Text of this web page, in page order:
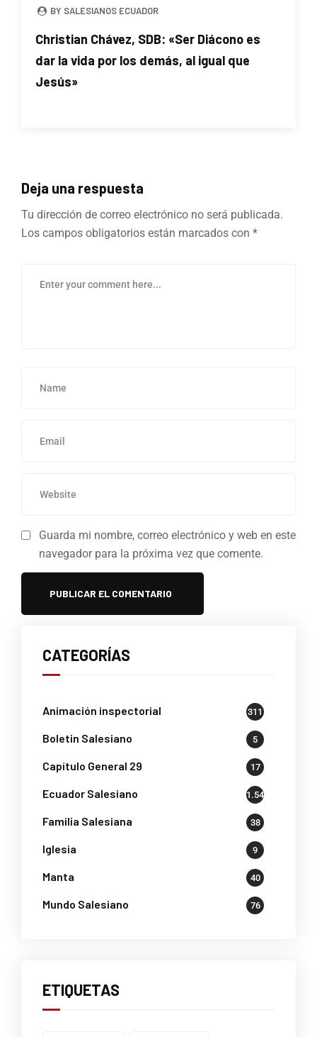
BY SALESIANOS ECUADOR
Christian Chávez, SDB: «Ser Diácono es
dar la vida por los demás, al igual que
Jesús»
Deja una respuesta
Tu dirección de correo electrónico no será publicada.
Los campos obligatorios están marcados con *
Guarda mi nombre, correo electrónico y web en este
navegador para la próxima vez que comente.
CATEGORÍAS
Animación inspectorial 311
Boletin Salesiano 5
Capítulo General 29 17
Ecuador Salesiano 1.541
Familia Salesiana 38
Iglesia 9
Manta 40
Mundo Salesiano 76
ETIQUETAS